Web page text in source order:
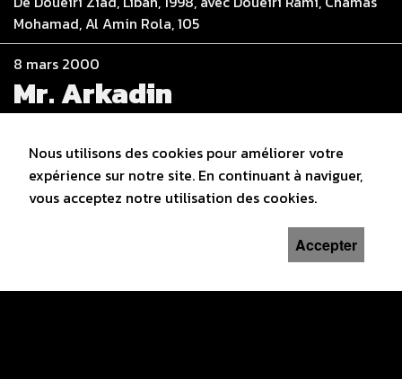
Mohamad, Al Amin Rola, 105
8 mars 2000
Mr. Arkadin
Tamiroff Akim, Aslan Grégoire, Medina Patricia, 99
22 mars 2000
The Pillow Book
De Greenaway Peter, UK, 1996, avec Wu Vivian, Oida
Nous utilisons des cookies pour améliorer votre
expérience sur notre site. En continuant à naviguer,
vous acceptez notre utilisation des cookies.
Accepter